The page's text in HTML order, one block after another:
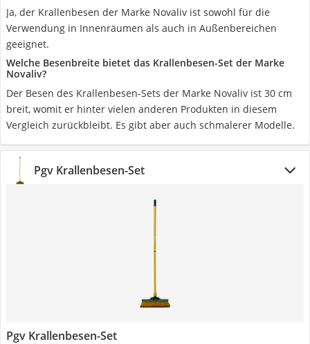
Ja, der Krallenbesen der Marke Novaliv ist sowohl für die
Verwendung in Innenräumen als auch in Außenbereichen
geeignet.
Welche Besenbreite bietet das Krallenbesen-Set der Marke
Novaliv?
Der Besen des Krallenbesen-Sets der Marke Novaliv ist 30 cm
breit, womit er hinter vielen anderen Produkten in diesem
Vergleich zurückbleibt. Es gibt aber auch schmalerer Modelle.
Pgv Krallenbesen-Set
Pgv Krallenbesen-Set